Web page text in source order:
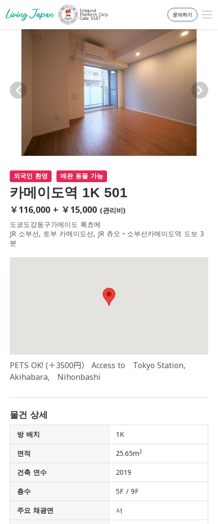
Inbound
Platform Corp.
Code: 5587
문의하기
외국인 환영 애완 동물 가능
카메이도역 1K 501
￥116,000 + ￥15,000 (관리비)
도쿄도강동구가메이도 록쵸메
JR 소부선, 토부 카메이도선, JR 츄오・소부선카메이도역 도보 3
분
PETS OK! (＋3500円） Access to Tokyo Station,
Akihabara, Nihonbashi
물건 상세
방 배치 1K
면적 25.65m2
건축 연수 2019
층수 5F / 9F
주요 채광면 서